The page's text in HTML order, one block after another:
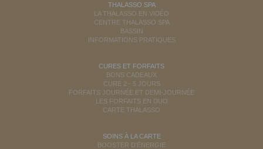
THALASSO SPA
LA THALASSO EN VIDÉO
CENTRE THALASSO SPA
BASSIN
INFORMATIONS PRATIQUES
CURES ET FORFAITS
BONS CADEAUX
CURE 2 - 5 JOURS
FORFAITS JOURNÉE ET DEMI-JOURNÉE
LES FORFAITS EN DUO
CARTE THALASSO
SOINS À LA CARTE
BOOSTER D'ÉNERGIE